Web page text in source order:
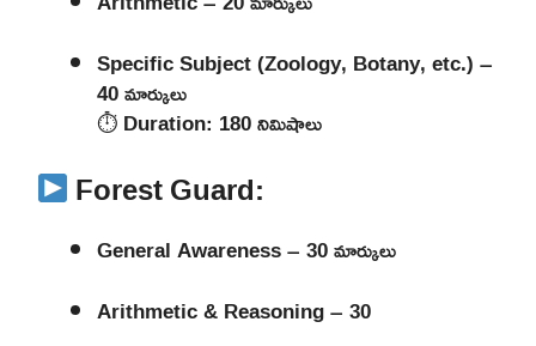
Specific Subject (Zoology, Botany, etc.) –
40 మార్కులు
⏱ Duration: 180 నిమిషాలు
Forest Guard:
General Awareness – 30 మార్కులు
Arithmetic & Reasoning – 30